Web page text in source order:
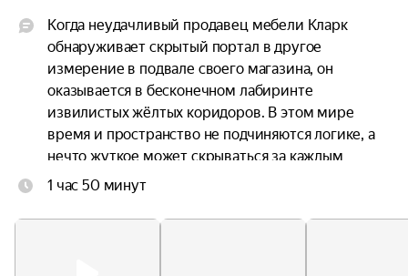
Когда неудачливый продавец мебели Кларк
обнаруживает скрытый портал в другое
измерение в подвале своего магазина, он
оказывается в бесконечном лабиринте
извилистых жёлтых коридоров. В этом мире
время и пространство не подчиняются логике, а
нечто жуткое может скрываться за каждым
углом.
1 час 50 минут